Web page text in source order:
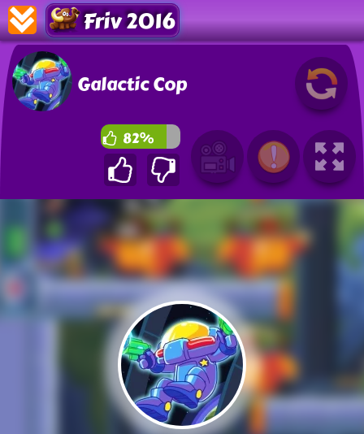
Friv 2016
Galactic Cop
82%